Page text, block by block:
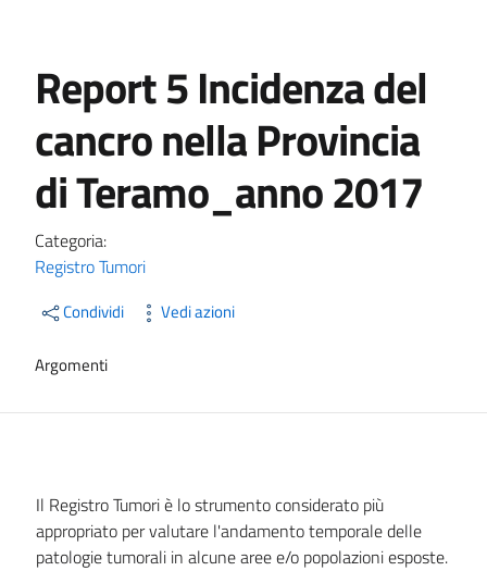
Report 5 Incidenza del
cancro nella Provincia
di Teramo_anno 2017
Categoria:
Registro Tumori
Condividi Vedi azioni
Argomenti
Il Registro Tumori è lo strumento considerato più
appropriato per valutare l'andamento temporale delle
patologie tumorali in alcune aree e/o popolazioni esposte.